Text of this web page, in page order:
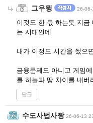
그우뮝 26-
이것도 한 몫 하는듯 지
는 시대인데
내가 이정도 시간을 썼으
금융문제도 아니고 게임
를 하늘과 땅 차이를 내버
답글
수도사법사짱 26-06-13